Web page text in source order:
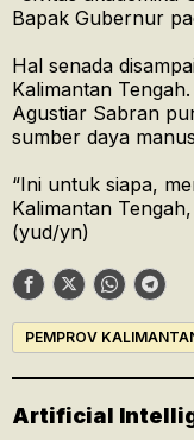
Bapak Gubernur
Hal senada
Kalimantan
Agustiar Sabran
sumber daya
“Ini untuk siapa,
Kalimantan
(yud/yn)
PEMPROV
Artificial